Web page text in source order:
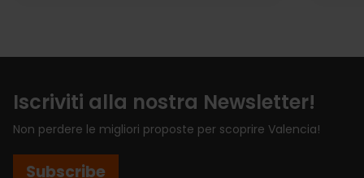
Iscriviti alla nostra Newsletter!
Non perdere le migliori proposte per scoprire Valencia!
Subscribe